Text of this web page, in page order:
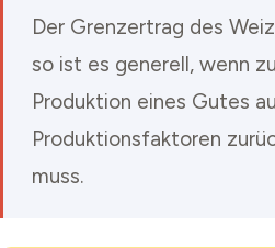
Der Grenzertrag des
so ist es generell, wenn
Produktion eines Gutes
Produktionsfaktoren
muss.